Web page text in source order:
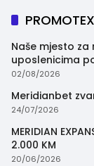
Naše mjesto za
uposlenicima
trenutak
02/08/2026
Meridianbet
24/07/2026
MERIDIAN
2.000 KM
20/06/2026